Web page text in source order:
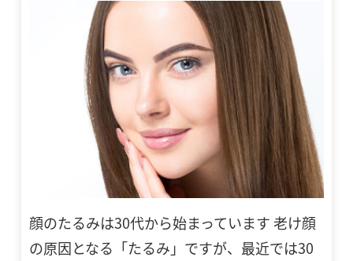
顔のたるみは30代から始まっています 老け顔
の原因となる「たるみ」ですが、最近では30